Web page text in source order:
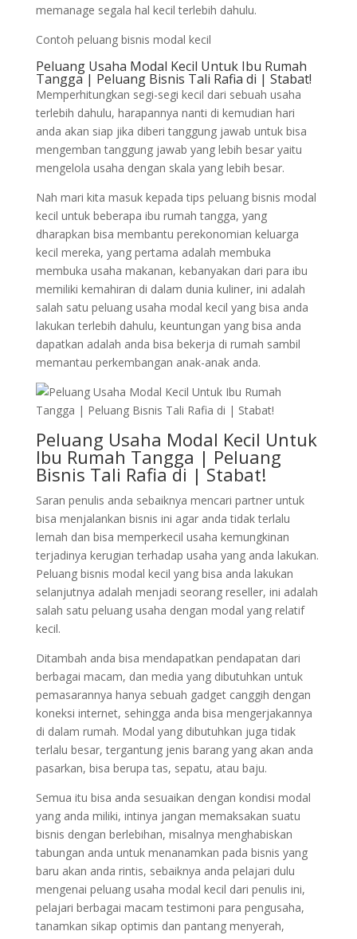
memanage segala hal kecil terlebih dahulu.
Contoh peluang bisnis modal kecil
Peluang Usaha Modal Kecil Untuk Ibu Rumah
Tangga | Peluang Bisnis Tali Rafia di | Stabat!
Memperhitungkan segi-segi kecil dari sebuah usaha
terlebih dahulu, harapannya nanti di kemudian hari
anda akan siap jika diberi tanggung jawab untuk bisa
mengemban tanggung jawab yang lebih besar yaitu
mengelola usaha dengan skala yang lebih besar.
Nah mari kita masuk kepada tips peluang bisnis modal
kecil untuk beberapa ibu rumah tangga, yang
dharapkan bisa membantu perekonomian keluarga
kecil mereka, yang pertama adalah membuka
membuka usaha makanan, kebanyakan dari para ibu
memiliki kemahiran di dalam dunia kuliner, ini adalah
salah satu peluang usaha modal kecil yang bisa anda
lakukan terlebih dahulu, keuntungan yang bisa anda
dapatkan adalah anda bisa bekerja di rumah sambil
memantau perkembangan anak-anak anda.
Peluang Usaha Modal Kecil Untuk
Ibu Rumah Tangga | Peluang
Bisnis Tali Rafia di | Stabat!
Saran penulis anda sebaiknya mencari partner untuk
bisa menjalankan bisnis ini agar anda tidak terlalu
lemah dan bisa memperkecil usaha kemungkinan
terjadinya kerugian terhadap usaha yang anda lakukan.
Peluang bisnis modal kecil yang bisa anda lakukan
selanjutnya adalah menjadi seorang reseller, ini adalah
salah satu peluang usaha dengan modal yang relatif
kecil.
Ditambah anda bisa mendapatkan pendapatan dari
berbagai macam, dan media yang dibutuhkan untuk
pemasarannya hanya sebuah gadget canggih dengan
koneksi internet, sehingga anda bisa mengerjakannya
di dalam rumah. Modal yang dibutuhkan juga tidak
terlalu besar, tergantung jenis barang yang akan anda
pasarkan, bisa berupa tas, sepatu, atau baju.
Semua itu bisa anda sesuaikan dengan kondisi modal
yang anda miliki, intinya jangan memaksakan suatu
bisnis dengan berlebihan, misalnya menghabiskan
tabungan anda untuk menanamkan pada bisnis yang
baru akan anda rintis, sebaiknya anda pelajari dulu
mengenai peluang usaha modal kecil dari penulis ini,
pelajari berbagai macam testimoni para pengusaha,
tanamkan sikap optimis dan pantang menyerah,